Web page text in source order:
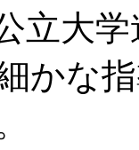
立大
かな